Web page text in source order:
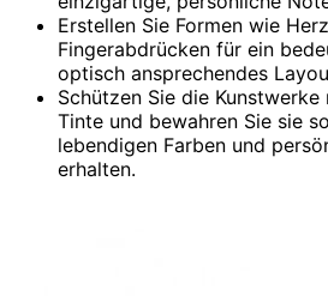
Erstellen Sie Formen wie
Fingerabdrücken für ein
optisch ansprechendes
Schützen Sie die
Tinte und bewahren Sie sie
lebendigen Farben und
erhalten.